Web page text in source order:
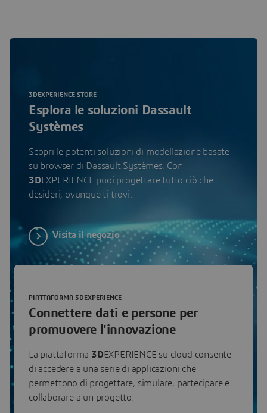
Esplora le soluzioni Dassault
Systèmes
3DEXPERIENCE STORE
Scopri le potenti soluzioni di modellazione basate
su browser di Dassault Systèmes. Con
3DEXPERIENCE puoi progettare tutto ciò che
desideri, ovunque ti trovi.
Visita il negozio
Connettere dati e persone per
promuovere l'innovazione
PIATTAFORMA 3DEXPERIENCE
La piattaforma 3DEXPERIENCE su cloud consente
di accedere a una serie di applicazioni che
permettono di progettare, simulare, partecipare e
collaborare a un progetto.